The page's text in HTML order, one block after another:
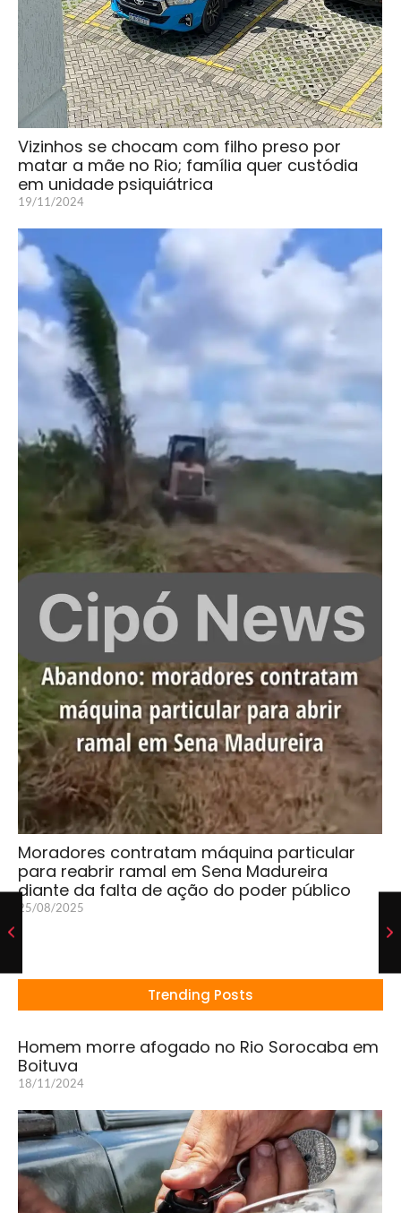
Vizinhos se chocam com filho preso por
matar a mãe no Rio; família quer custódia
em unidade psiquiátrica
19/11/2024
Moradores contratam máquina particular
para reabrir ramal em Sena Madureira
diante da falta de ação do poder público
25/08/2025
Trending Posts
Homem morre afogado no Rio Sorocaba em
Boituva
18/11/2024